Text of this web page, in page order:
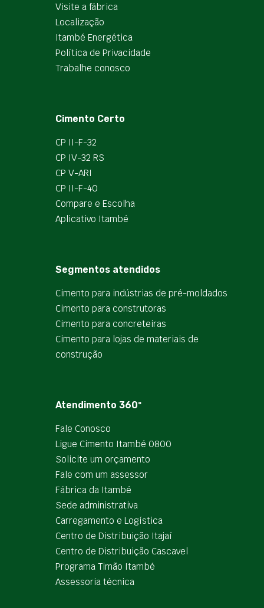
Visite a fábrica
Localização
Itambé Energética
Política de Privacidade
Trabalhe conosco
Cimento Certo
CP II-F-32
CP IV-32 RS
CP V-ARI
CP II-F-40
Compare e Escolha
Aplicativo Itambé
Segmentos atendidos
Cimento para indústrias de pré-moldados
Cimento para construtoras
Cimento para concreteiras
Cimento para lojas de materiais de
construção
Atendimento 360º
Fale Conosco
Ligue Cimento Itambé 0800
Solicite um orçamento
Fale com um assessor
Fábrica da Itambé
Sede administrativa
Carregamento e Logística
Centro de Distribuição Itajaí
Centro de Distribuição Cascavel
Programa Timão Itambé
Assessoria técnica